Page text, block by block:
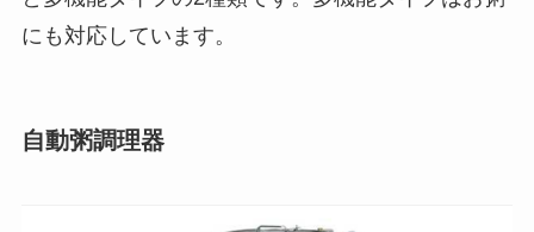
にも対応しています。
自動粥調理器